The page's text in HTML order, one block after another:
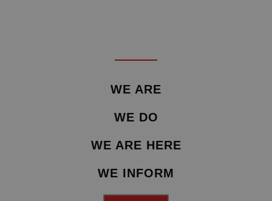
WE ARE
WE DO
WE ARE HERE
WE INFORM